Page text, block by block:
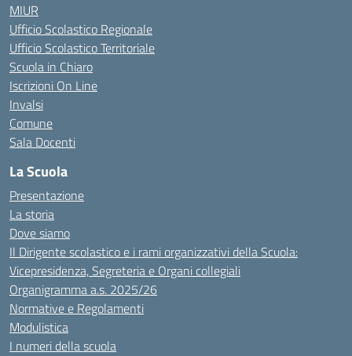
MIUR
Ufficio Scolastico Regionale
Ufficio Scolastico Territoriale
Scuola in Chiaro
Iscrizioni On Line
Invalsi
Comune
Sala Docenti
La Scuola
Presentazione
La storia
Dove siamo
Il Dirigente scolastico e i rami organizzativi della Scuola:
Vicepresidenza, Segreteria e Organi collegiali
Organigramma a.s. 2025/26
Normative e Regolamenti
Modulistica
I numeri della scuola